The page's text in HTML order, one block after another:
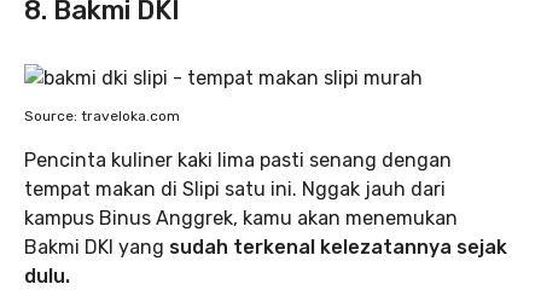
8. Bakmi DKI
Source: traveloka.com
Pencinta kuliner kaki lima pasti senang dengan
tempat makan di Slipi satu ini. Nggak jauh dari
kampus Binus Anggrek, kamu akan menemukan
Bakmi DKI yang sudah terkenal kelezatannya sejak
dulu.